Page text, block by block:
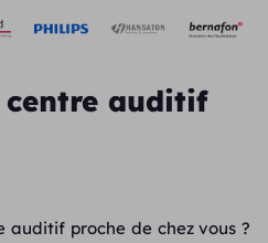
auditif
auditif proche de chez vous ?